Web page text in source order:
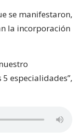
se manifestaron,
la incorporación
especialidades”,